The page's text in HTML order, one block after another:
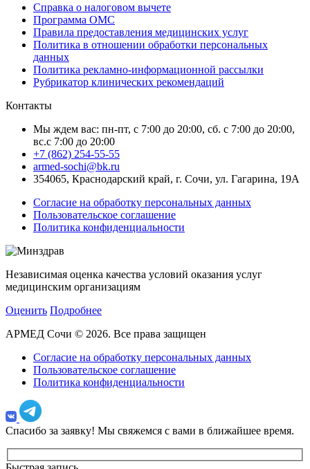
Справка о налоговом вычете
Программа ОМС
Правила предоставления медицинских услуг
Политика в отношении обработки персональных
данных
Политика рекламно-информационной рассылки
Рубрикатор клинических рекомендаций
Контакты
Мы ждем вас: пн-пт, с 7:00 до 20:00, сб. с 7:00 до 20:00,
вс.с 7:00 до 20:00
+7 (862) 254-55-55
armed-sochi@bk.ru
354065, Краснодарский край, г. Сочи, ул. Гагарина, 19А
Согласие на обработку персональных данных
Пользовательское соглашение
Политика конфиденциальности
Независимая оценка качества условий оказания услуг
медицинским организациям
Оценить Подробнее
АРМЕД Сочи © 2026. Все права защищен
Согласие на обработку персональных данных
Пользовательское соглашение
Политика конфиденциальности
Спасибо за заявку! Мы свяжемся с вами в ближайшее время.